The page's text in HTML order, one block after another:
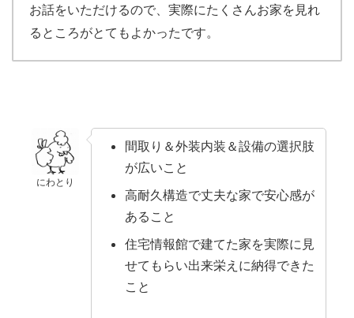
お話をいただけるので、実際にたくさんお家を見れ
るところがとてもよかったです。
にわとり
間取り＆外装内装＆設備の選択肢
が広いこと
高耐久構造で丈夫な家で安心感が
あること
住宅情報館で建てた家を実際に見
せてもらい出来栄えに納得できた
こと